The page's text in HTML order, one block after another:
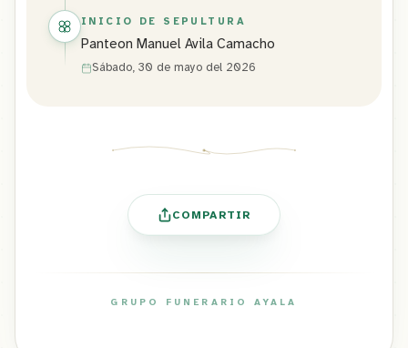
INICIO DE SEPULTURA
Panteon Manuel Avila Camacho
Sábado, 30 de mayo del 2026
COMPARTIR
GRUPO FUNERARIO AYALA